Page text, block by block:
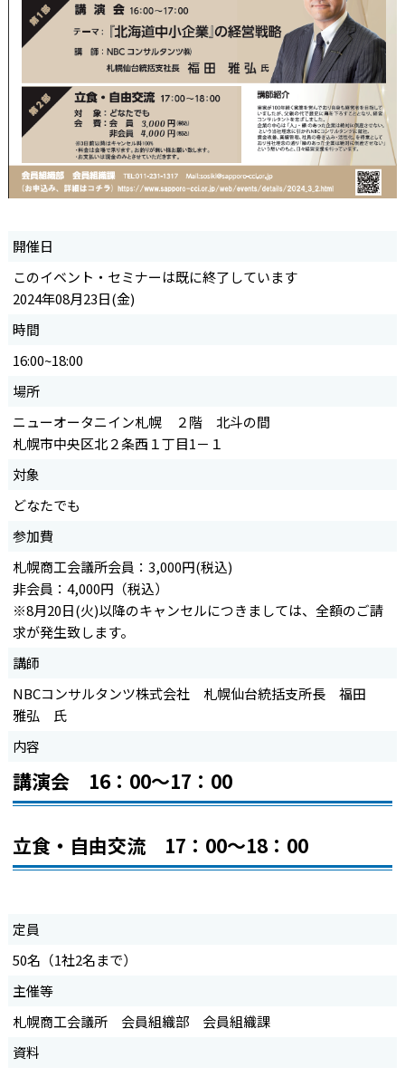
開催日
このイベント・セミナーは既に終了しています
2024年08月23日(金)
時間
16:00~18:00
場所
ニューオータニイン札幌 ２階 北斗の間
札幌市中央区北２条西１丁目1－１
対象
どなたでも
参加費
札幌商工会議所会員：3,000円(税込)
非会員：4,000円（税込）
※8月20日(火)以降のキャンセルにつきましては、全額のご請
求が発生致します。
講師
NBCコンサルタンツ株式会社 札幌仙台統括支所長 福田
雅弘 氏
内容
講演会 16：00～17：00
立食・自由交流 17：00～18：00
定員
50名（1社2名まで）
主催等
札幌商工会議所 会員組織部 会員組織課
資料